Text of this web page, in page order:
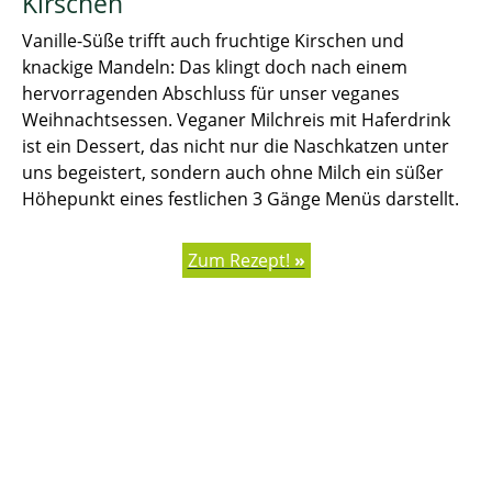
Vanille-Süße trifft auch fruchtige Kirschen und
knackige Mandeln: Das klingt doch nach einem
hervorragenden Abschluss für unser veganes
Weihnachtsessen. Veganer Milchreis mit Haferdrink
ist ein Dessert, das nicht nur die Naschkatzen unter
uns begeistert, sondern auch ohne Milch ein süßer
Höhepunkt eines festlichen 3 Gänge Menüs darstellt.
Zum Rezept! »